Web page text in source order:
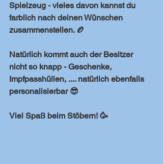
Spielzeug - vieles davon kannst du
farblich nach deinen Wünschen
zusammenstellen. 🏉
Natürlich kommt auch der Besitzer
nicht so knapp - Geschenke,
Impfpasshüllen, .... natürlich ebenfalls
personalisierbar 😎
Viel Spaß beim Stöbern! 🥳